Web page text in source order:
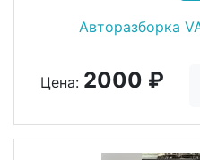
Авторазборка
Цена: 2000 ₽